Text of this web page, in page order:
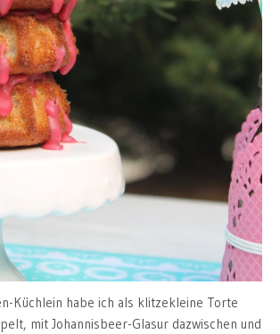
Küchlein habe ich als klitzekleine Torte
mit Johannisbeer-Glasur dazwischen und